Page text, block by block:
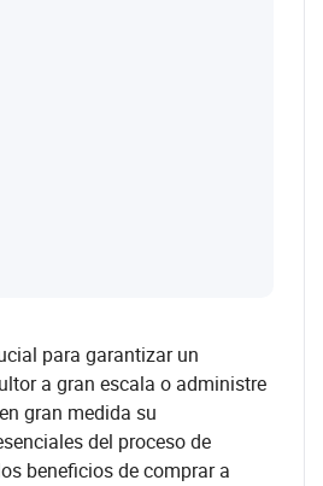
para garantizar un
a gran escala o administre
gran medida su
del proceso de
beneficios de comprar a